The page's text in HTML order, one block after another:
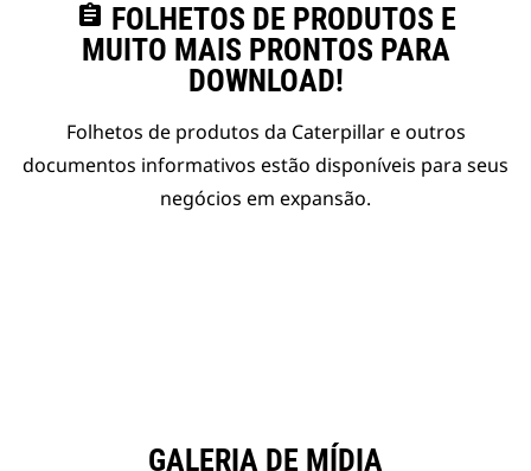
assignment FOLHETOS DE PRODUTOS E
MUITO MAIS PRONTOS PARA
DOWNLOAD!
Folhetos de produtos da Caterpillar e outros
documentos informativos estão disponíveis para seus
negócios em expansão.
GALERIA DE MÍDIA